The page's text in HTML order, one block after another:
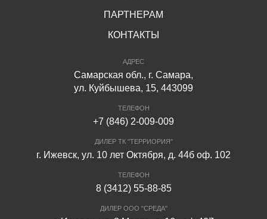
ПАРТНЕРАМ
КОНТАКТЫ
АДРЕС
Самарская обл., г. Самара,
ул. Куйбышева, 15, 443099
ТЕЛЕФОН
+7 (846) 2-009-009
ДИЛЕР ТК "ТЕРРИОРИЯ"
г. Ижевск, ул. 10 лет Октября, д. 44б оф. 102
ТЕЛЕФОН
8 (3412) 55-88-85
ДИЛЕР ООО "СРЕДА"